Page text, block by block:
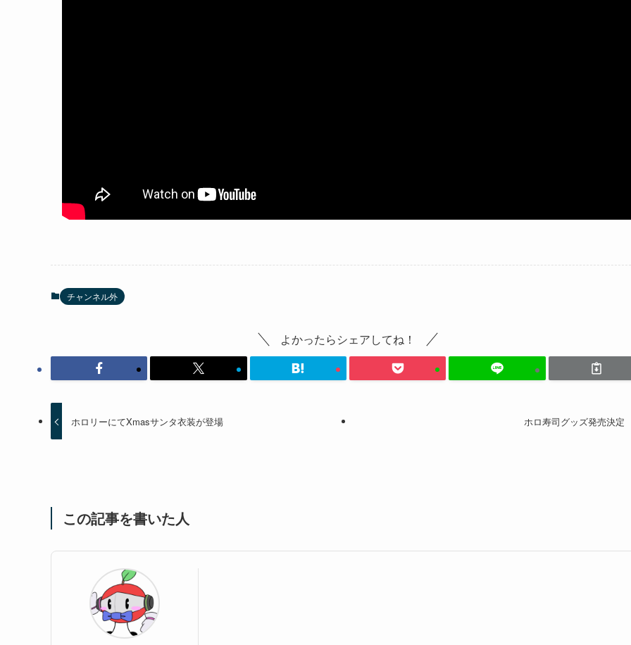
チャンネル外
よかったらシェアしてね！
ホロリーにてXmasサンタ衣装が登場 ホロ寿司グッズ発売決定
この記事を書いた人